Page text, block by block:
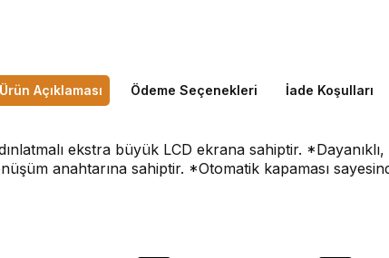
Ürün Açıklaması Ödeme Seçenekleri İade Koşulları
ekstra büyük LCD ekrana sahiptir.
anahtarına sahiptir. *Otomatik kapaması